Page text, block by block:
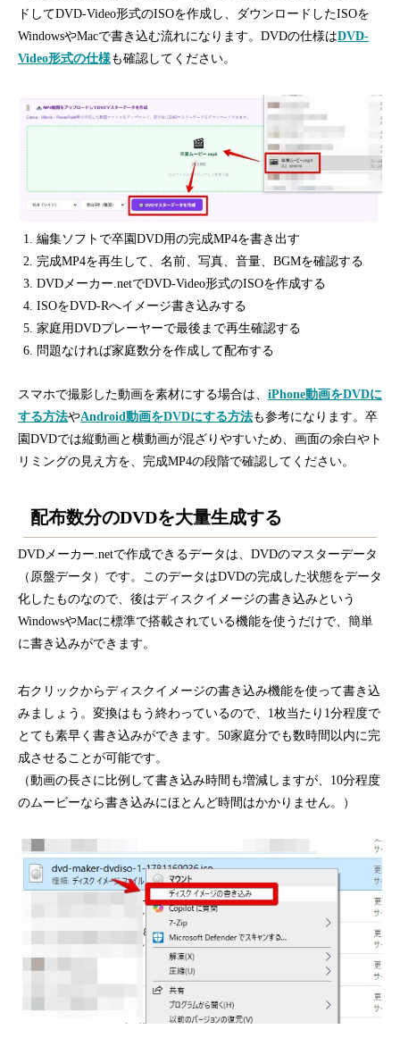
ドしてDVD-Video形式のISOを作成し、ダウンロードしたISOを
WindowsやMacで書き込む流れになります。DVDの仕様はDVD-
Video形式の仕様も確認してください。
編集ソフトで卒園DVD用の完成MP4を書き出す
完成MP4を再生して、名前、写真、音量、BGMを確認する
DVDメーカー.netでDVD-Video形式のISOを作成する
ISOをDVD-Rへイメージ書き込みする
家庭用DVDプレーヤーで最後まで再生確認する
問題なければ家庭数分を作成して配布する
スマホで撮影した動画を素材にする場合は、 iPhone動画をDVDに
する方法やAndroid動画をDVDにする方法も参考になります。卒
園DVDでは縦動画と横動画が混ざりやすいため、画面の余白やト
リミングの見え方を、完成MP4の段階で確認してください。
配布数分のDVDを大量生成する
DVDメーカー.netで作成できるデータは、DVDのマスターデータ
（原盤データ）です。このデータはDVDの完成した状態をデータ
化したものなので、後はディスクイメージの書き込みという
WindowsやMacに標準で搭載されている機能を使うだけで、簡単
に書き込みができます。
右クリックからディスクイメージの書き込み機能を使って書き込
みましょう。変換はもう終わっているので、1枚当たり1分程度で
とても素早く書き込みができます。50家庭分でも数時間以内に完
成させることが可能です。
（動画の長さに比例して書き込み時間も増減しますが、10分程度
のムービーなら書き込みにほとんど時間はかかりません。）